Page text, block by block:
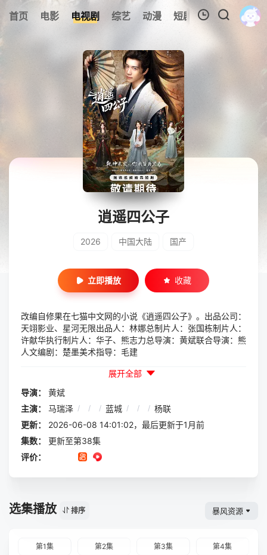
首页 电影 电视剧 综艺 动漫 短剧 今日更新
0
暂无观看影片的记录
逍遥四公子
2026 中国大陆 国产
立即播放 收藏
改编自修果在七猫中文网的小说《逍遥四公子》。出品公司：
天翊影业、星河无限出品人：林娜总制片人：张国栋制片人：
许献华执行制片人：华子、熊志力总导演：黄斌联合导演：熊
人文编剧：楚墨美术指导：毛建
展开全部
导演：
黄斌
主演：
马瑞泽 / / / 蓝城 / / / 杨联
更新：
2026-06-08 14:01:02，最后更新于1月前
集数：
更新至第38集
评价：
选集播放 排序 暴风资源
第1集 第2集 第3集 第4集